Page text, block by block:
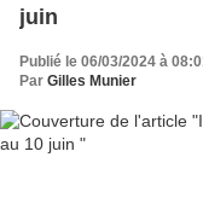
juin
Publié le 06/03/2024 à
Par Gilles Munier